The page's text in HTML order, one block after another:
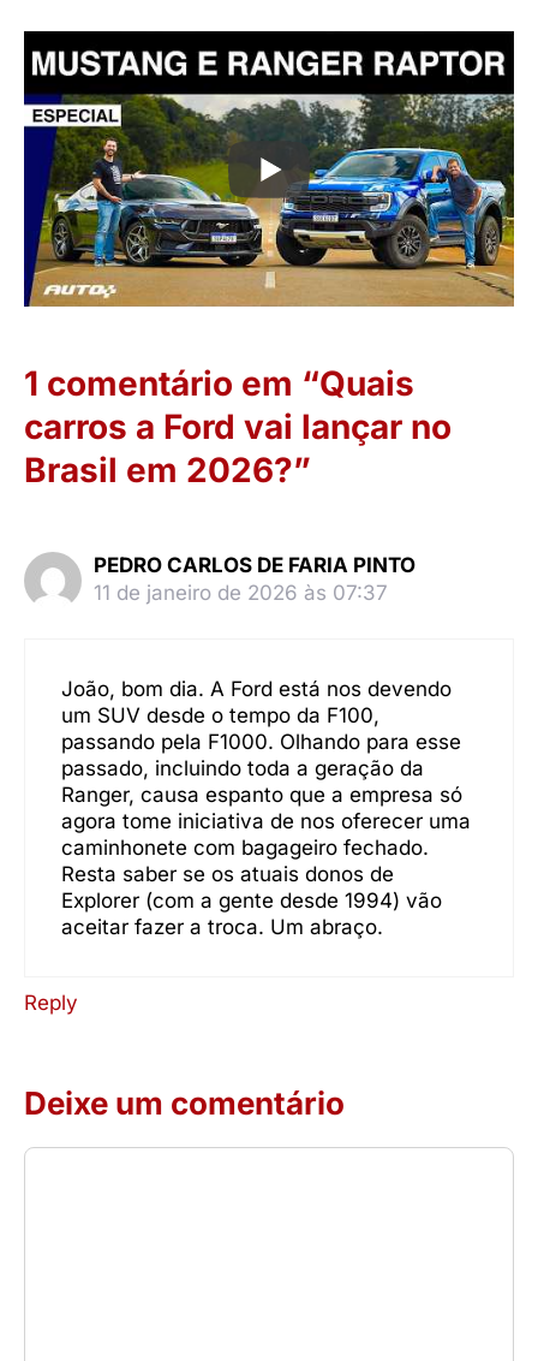
1 comentário em “Quais
carros a Ford vai lançar no
Brasil em 2026?”
PEDRO CARLOS DE FARIA PINTO
11 de janeiro de 2026 às 07:37
João, bom dia. A Ford está nos devendo
um SUV desde o tempo da F100,
passando pela F1000. Olhando para esse
passado, incluindo toda a geração da
Ranger, causa espanto que a empresa só
agora tome iniciativa de nos oferecer uma
caminhonete com bagageiro fechado.
Resta saber se os atuais donos de
Explorer (com a gente desde 1994) vão
aceitar fazer a troca. Um abraço.
Reply
Deixe um comentário
Comentário